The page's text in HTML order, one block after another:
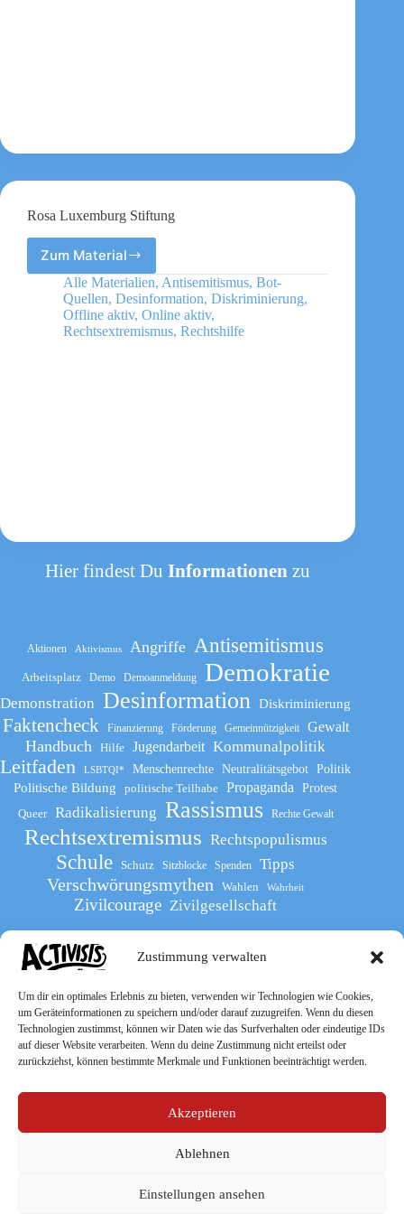
Zustimmung verwalten
Um dir ein optimales Erlebnis zu bieten, verwenden wir Technologien wie Cookies,
um Geräteinformationen zu speichern und/oder darauf zuzugreifen. Wenn du diesen
Technologien zustimmst, können wir Daten wie das Surfverhalten oder eindeutige IDs
auf dieser Website verarbeiten. Wenn du deine Zustimmung nicht erteilst oder
zurückziehst, können bestimmte Merkmale und Funktionen beeinträchtigt werden.
Akzeptieren
Ablehnen
Einstellungen ansehen
Rosa Luxemburg Stiftung
Zum Material
Rosa
Luxemburg
Stiftung
Alle Materialien, Antisemitismus, Bot-
Quellen, Desinformation, Diskriminierung,
Offline aktiv, Online aktiv,
Rechtsextremismus, Rechtshilfe
Hier findest DuInformationenzu
Aktionen Aktivismus Angriffe Antisemitismus
Arbeitsplatz Demo Demoanmeldung Demokratie
Demonstration Desinformation Diskriminierung
Faktencheck Finanzierung Förderung Gemeinnützigkeit Gewalt
Handbuch Hilfe Jugendarbeit Kommunalpolitik
Leitfaden LSBTQI* Menschenrechte Neutralitätsgebot Politik
Politische Bildung politische Teilhabe Propaganda
Protest
Queer
Radikalisierung Rassismus Rechte Gewalt
Rechtsextremismus Rechtspopulismus
Schule Schutz Sitzblocke Spenden Tipps
Verschwörungsmythen Wahlen Wahrheit
Zivilcourage Zivilgesellschaft
Werde Teil des The Activists Guide